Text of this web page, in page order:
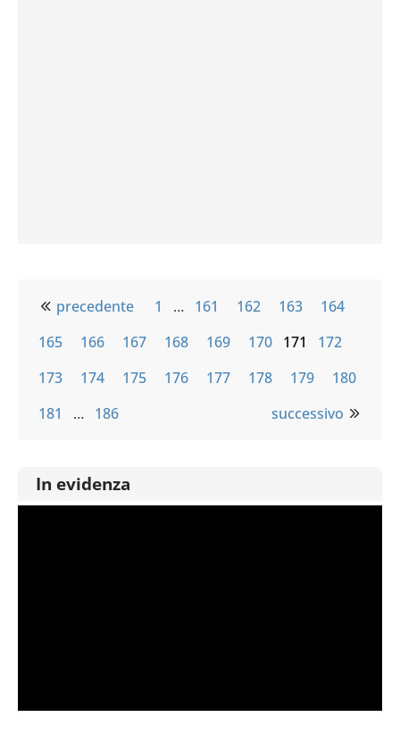
precedente 1 … 161 162 163
164
165
166 167 168 169 170 171
172
173
174 175 176 177 178 179
180
181
… 186 successivo
In evidenza